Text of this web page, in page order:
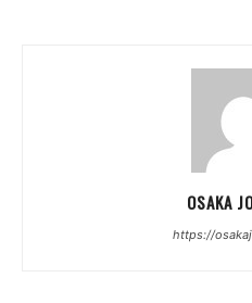
OSAKA
https://